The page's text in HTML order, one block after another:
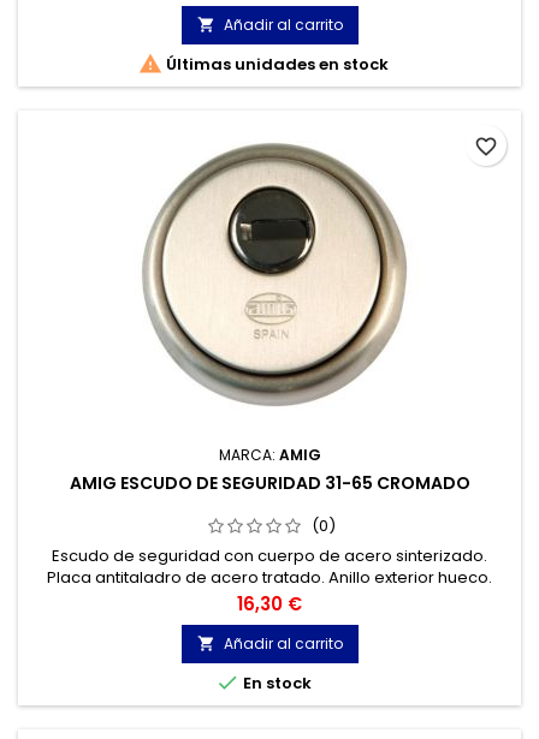
 Añadir al carrito
 Últimas unidades en stock
MARCA: AMIG
AMIG ESCUDO DE SEGURIDAD 31-65 CROMADO
(0)
Escudo de seguridad con cuerpo de acero sinterizado.
Placa antitaladro de acero tratado. Anillo exterior hueco.
Precio
16,30 €
 Añadir al carrito
 En stock
favorite_border